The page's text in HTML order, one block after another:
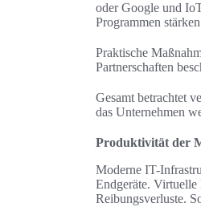
oder Google und
Programmen
Praktische
Partnerschaften
Gesamt betrachtet
das Unternehmen
Produktivität der
Moderne IT-
Endgeräte.
Reibungsverluste.